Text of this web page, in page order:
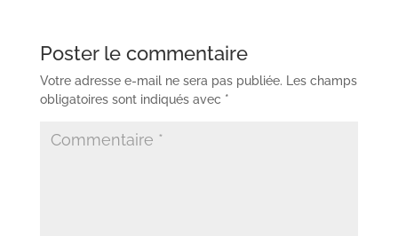
Poster le commentaire
Votre adresse e-mail ne sera pas publiée. Les champs
obligatoires sont indiqués avec *